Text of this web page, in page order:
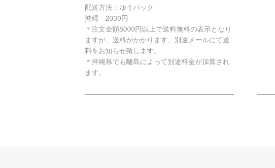
配送方法：ゆうパック
沖縄 2030円
＊注文金額5000円以上で送料無料の表示となり
ますが、送料がかかります、別途メールにて送
料をお知らせ致します。
＊沖縄県でも離島によって別途料金が加算され
ます。